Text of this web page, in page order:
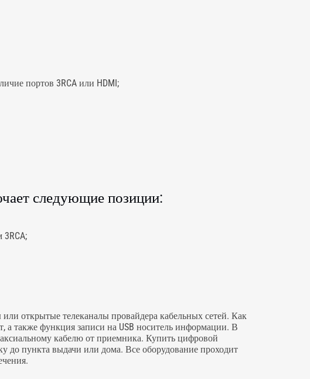
портов 3RCA или HDMI;
следующие позиции:
открытые телеканалы провайдера кабельных сетей. Как
а также функция записи на USB носитель информации. В
кабелю от приемника. Купить цифровой
до пункта выдачи или дома. Все оборудование проходит